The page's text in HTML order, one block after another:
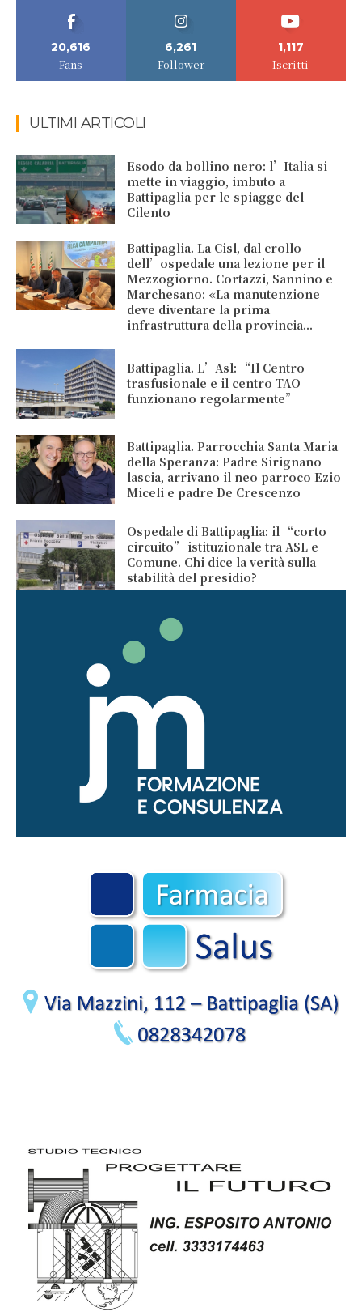
20,616
Fans
6,261
Follower
1,117
Iscritti
ULTIMI ARTICOLI
Esodo da bollino nero: l’Italia si
mette in viaggio, imbuto a
Battipaglia per le spiagge del
Cilento
Battipaglia. La Cisl, dal crollo
dell’ospedale una lezione per il
Mezzogiorno. Cortazzi, Sannino e
Marchesano: «La manutenzione
deve diventare la prima
infrastruttura della provincia...
Battipaglia. L’Asl: “Il Centro
trasfusionale e il centro TAO
funzionano regolarmente”
Battipaglia. Parrocchia Santa Maria
della Speranza: Padre Sirignano
lascia, arrivano il neo parroco Ezio
Miceli e padre De Crescenzo
Ospedale di Battipaglia: il “corto
circuito” istituzionale tra ASL e
Comune. Chi dice la verità sulla
stabilità del presidio?